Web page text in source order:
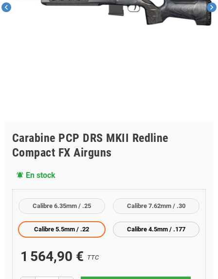
chevron_left chevron_right
Carabine PCP DRS MKII Redline
Compact FX Airguns
notifications_active En stock
Calibre 6.35mm / .25 Calibre 7.62mm / .30
Calibre 5.5mm / .22 Calibre 4.5mm / .177
1 564,90 € TTC